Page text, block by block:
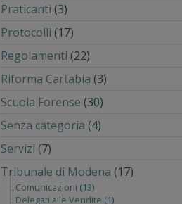
Praticanti (3)
Protocolli (17)
Regolamenti (22)
Riforma Cartabia (3)
Scuola Forense (30)
Senza categoria (4)
Servizi (7)
Tribunale di Modena (17)
Comunicazioni (13)
Delegati alle Vendite (1)